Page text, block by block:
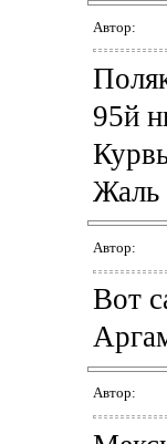
Автор:
95й
Жаль
Автор:
Вот
Автор: